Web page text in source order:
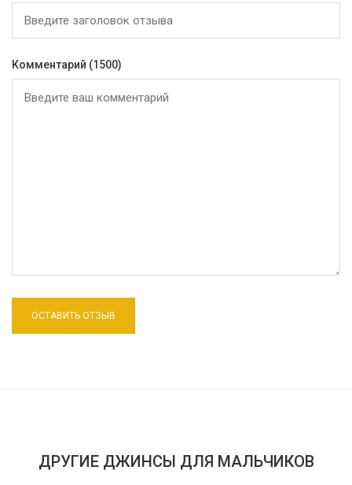
Комментарий (1500)
ДРУГИЕ ДЖИНСЫ ДЛЯ МАЛЬЧИКОВ